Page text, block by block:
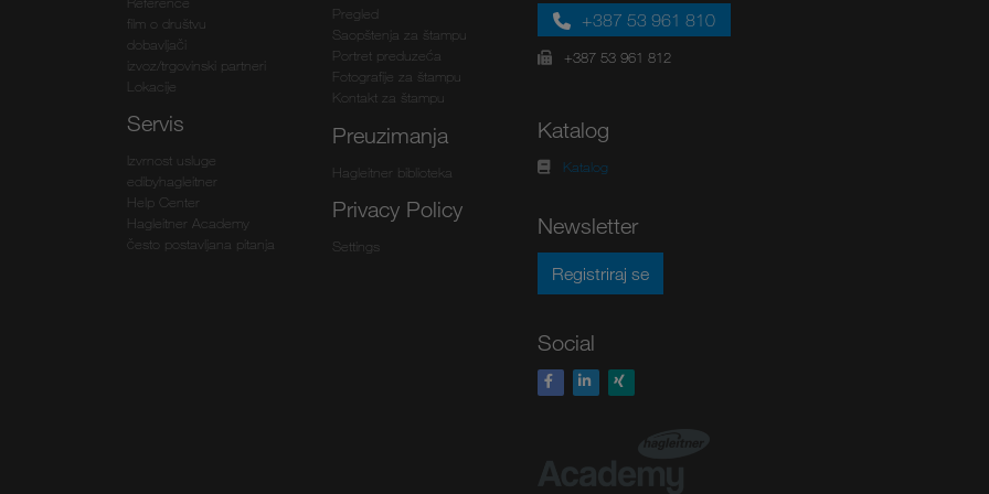
film o društvu
dobavljači
izvoz/trgovinski partneri
Lokacije
Servis
Izvrnost usluge
edibyhagleitner
Help Center
Hagleitner Academy
često postavljana pitanja
Pregled
Saopštenja za štampu
Portret preduzeća
Fotografije za štampu
Kontakt za štampu
Preuzimanja
Hagleitner biblioteka
Privacy Policy
Settings
+387 53 961 810
+387 53 961 812
Katalog
Katalog
Newsletter
Registriraj se
Social